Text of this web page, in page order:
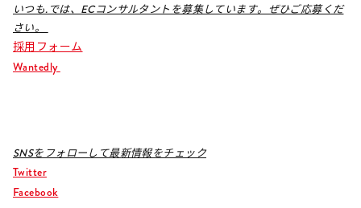
いつも.では、ECコンサルタントを募集しています。ぜひご応募くだ
さい。
採用フォーム
Wantedly
SNSをフォローして最新情報をチェック
Twitter
Facebook